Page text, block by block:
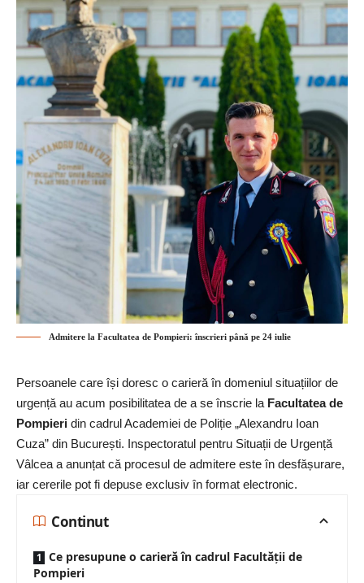
Admitere la Facultatea de Pompieri: înscrieri până pe 24 iulie
Persoanele care își doresc o carieră în domeniul situațiilor de
urgență au acum posibilitatea de a se înscrie la Facultatea de
Pompieri din cadrul Academiei de Poliție „Alexandru Ioan
Cuza” din București. Inspectoratul pentru Situații de Urgență
Vâlcea a anunțat că procesul de admitere este în desfășurare,
iar cererile pot fi depuse exclusiv în format electronic.
Continut
Ce presupune o carieră în cadrul Facultății de
Pompieri